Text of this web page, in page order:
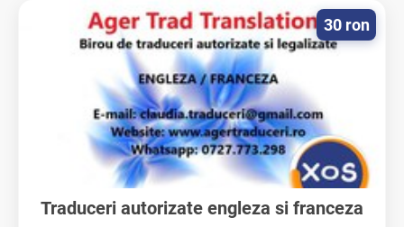
Traduceri autorizate engleza si franceza
30 ron